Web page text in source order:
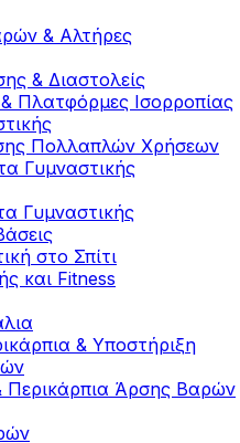
& Αλτήρες
& Διαστολείς
Πλατφόρμες Ισορροπίας
Πολλαπλών Χρήσεων
Γυμναστικής
Γυμναστικής
στο Σπίτι
και Fitness
& Υποστήριξη
Περικάρπια Άρσης Βαρών